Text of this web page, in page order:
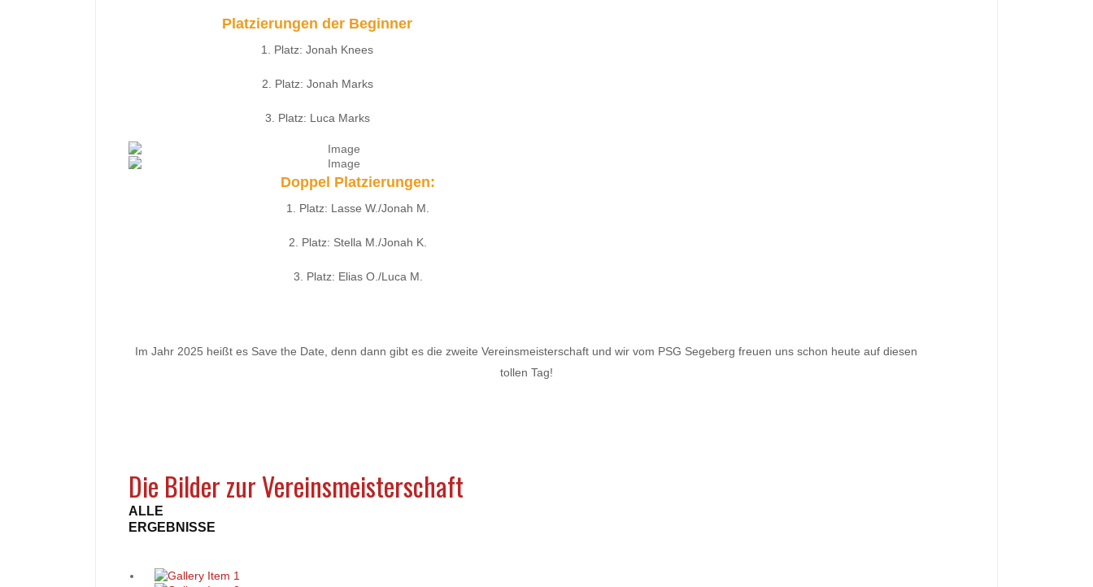
Platzierungen der Beginner
1. Platz: Jonah Knees
2. Platz: Jonah Marks
3. Platz: Luca Marks
Doppel Platzierungen:
1. Platz: Lasse W./Jonah M.
2. Platz: Stella M./Jonah K.
3. Platz: Elias O./Luca M.
Im Jahr 2025 heißt es Save the Date, denn dann gibt es die zweite Vereinsmeisterschaft und wir vom PSG Segeberg freuen uns schon heute auf diesen
tollen Tag!
Die Bilder zur Vereinsmeisterschaft
ALLE
ERGEBNISSE